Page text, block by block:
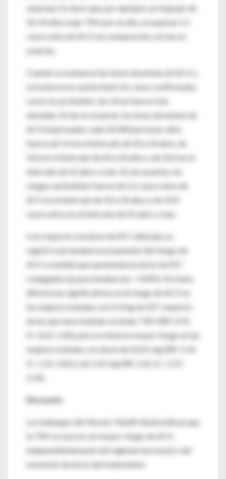
usuarias). Es decir que, por ejemplo, en el grupo de
50-54 años bajo TRH por un año, se esperan 1.5
casos extra de ACV, en comparación con las no
usuarias.
Cuando se evaluaron las tasas absolutas de ACV y
se tuvieron en cuenta tanto los casos confirmados
como los probables, las cifras fueron más
elevadas. En las no usuarias, las tasas absolutas de
ACV (expresadas cada 10 000 personas-año)
fueron de 5.4 en el intervalo de 50 a 54 años, de
10.6 en el intervalo de 60 a 64 años y de 26.0 en el
intervalo de 65 años o más. En las usuarias, los
riesgos atribuibles fueron de 2.2 casos extra de
ACV en el intervalo de 50 a 54 años y de 10.4
casos extra en el intervalo de 65 años o más.
Con respecto a la dosis de EST utilizada, se
registró una tendencia al aumento del riesgo de
ACV a medida que aumentaba la dosis de EST
conjugados (p para tendencias < 0.001). No hubo
diferencias significativas en el riesgo de ACV en
las mujeres tratadas con 0.3 mg de EST respecto
de las que nunca habían recibido TRH (RR: 0.93,
IC: 0.62-1.40), pero se observó mayor riesgo en las
mujeres tratadas con dosis de 0.625 mg (RR: 1.54,
IC: 1.31-1.81) y de 1.25 mg (RR: 1.62, IC: 1.23-
2.14).
Discusión
Los hallazgos del Nurses’ Health Studyindican que
la TRH se asocia con mayor riesgo de ACV,
independientemente del régimen hormonal o del
momento de inicio del tratamiento.